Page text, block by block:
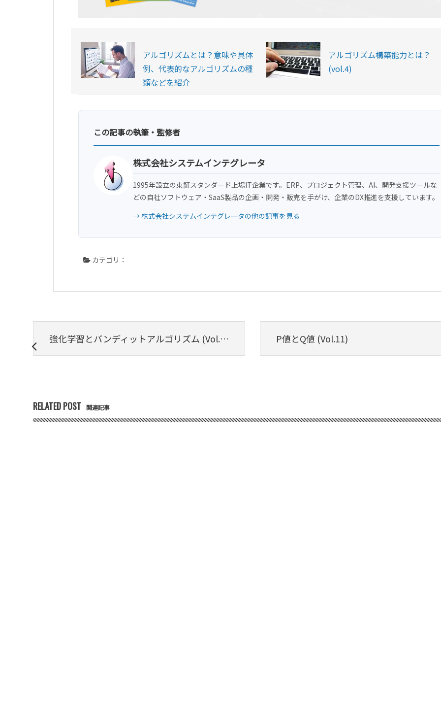
アルゴリズムとは？意味や具体
例、代表的なアルゴリズムの種
類などを紹介
アルゴリズム構築能力とは？
(vol.4)
この記事の執筆・監修者
株式会社システムインテグレータ
1995年設立の東証スタンダード上場IT企業です。ERP、プロジェクト管理、AI、開発支援ツールな
どの自社ソフトウェア・SaaS製品の企画・開発・販売を手がけ、企業のDX推進を支援しています。
→ 株式会社システムインテグレータの他の記事を見る
カテゴリ：
強化学習とバンディットアルゴリズム (Vol.10) P値とQ値 (Vol.11)
RELATED POST 関連記事